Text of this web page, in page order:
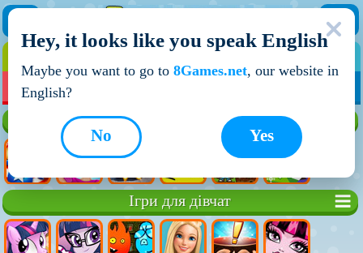
НОВІ ІГРИ
Ігри для дівчат
Hey, it looks like you speak English
Maybe you want to go to 8Games.net, our website in
English?
Yes
No